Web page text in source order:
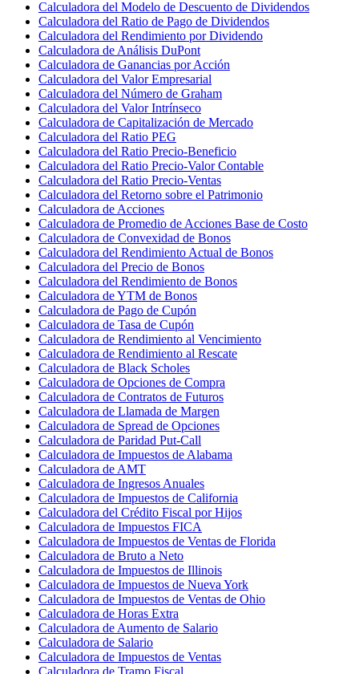
Calculadora del Modelo de Descuento de Dividendos
Calculadora del Ratio de Pago de Dividendos
Calculadora del Rendimiento por Dividendo
Calculadora de Análisis DuPont
Calculadora de Ganancias por Acción
Calculadora del Valor Empresarial
Calculadora del Número de Graham
Calculadora del Valor Intrínseco
Calculadora de Capitalización de Mercado
Calculadora del Ratio PEG
Calculadora del Ratio Precio-Beneficio
Calculadora del Ratio Precio-Valor Contable
Calculadora del Ratio Precio-Ventas
Calculadora del Retorno sobre el Patrimonio
Calculadora de Acciones
Calculadora de Promedio de Acciones Base de Costo
Calculadora de Convexidad de Bonos
Calculadora del Rendimiento Actual de Bonos
Calculadora del Precio de Bonos
Calculadora del Rendimiento de Bonos
Calculadora de YTM de Bonos
Calculadora de Pago de Cupón
Calculadora de Tasa de Cupón
Calculadora de Rendimiento al Vencimiento
Calculadora de Rendimiento al Rescate
Calculadora de Black Scholes
Calculadora de Opciones de Compra
Calculadora de Contratos de Futuros
Calculadora de Llamada de Margen
Calculadora de Spread de Opciones
Calculadora de Paridad Put-Call
Calculadora de Impuestos de Alabama
Calculadora de AMT
Calculadora de Ingresos Anuales
Calculadora de Impuestos de California
Calculadora del Crédito Fiscal por Hijos
Calculadora de Impuestos FICA
Calculadora de Impuestos de Ventas de Florida
Calculadora de Bruto a Neto
Calculadora de Impuestos de Illinois
Calculadora de Impuestos de Nueva York
Calculadora de Impuestos de Ventas de Ohio
Calculadora de Horas Extra
Calculadora de Aumento de Salario
Calculadora de Salario
Calculadora de Impuestos de Ventas
Calculadora de Tramo Fiscal